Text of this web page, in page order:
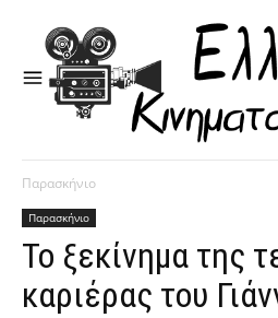
Παρασκήνιο
Παρασκήνιο
Το ξεκίνημα της
καριέρας του